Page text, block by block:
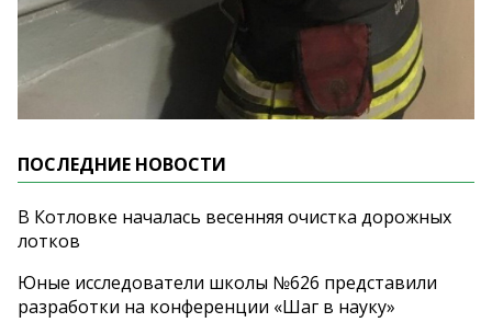
ПОСЛЕДНИЕ НОВОСТИ
В Котловке началась весенняя очистка дорожных
лотков
Юные исследователи школы №626 представили
разработки на конференции «Шаг в науку»